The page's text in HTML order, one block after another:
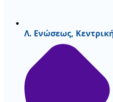
Λ. Ενώσεως,